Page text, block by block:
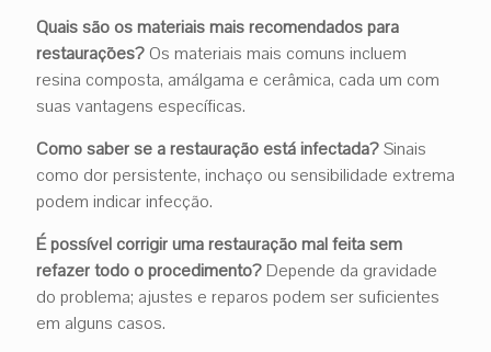
Quais são os materiais mais recomendados para
restaurações? Os materiais mais comuns incluem
resina composta, amálgama e cerâmica, cada um com
suas vantagens específicas.
Como saber se a restauração está infectada?Sinais
como dor persistente, inchaço ou sensibilidade extrema
podem indicar infecção.
É possível corrigir uma restauração mal feita sem
refazer todo o procedimento?Depende da gravidade
do problema; ajustes e reparos podem ser suficientes
em alguns casos.